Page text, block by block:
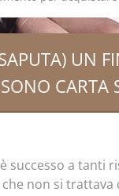
UN
CARTA
successo a
non si trattava